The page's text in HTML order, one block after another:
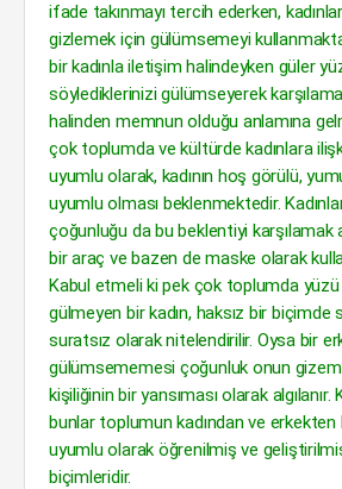
ifade takınmayı tercih ederken,
gizlemek için gülümsemeyi
bir kadınla iletişim halindeyken güler
söylediklerinizi gülümseyerek
halinden memnun olduğu anlamına
çok toplumda ve kültürde kadınlara
uyumlu olarak, kadının hoş görülü,
uyumlu olması beklenmektedir.
çoğunluğu da bu beklentiyi karşılamak
bir araç ve bazen de maske olarak
Kabul etmeli ki pek çok toplumda
gülmeyen bir kadın, haksız bir
suratsız olarak nitelendirilir. Oysa bir
gülümsememesi çoğunluk onun
kişiliğinin bir yansıması olarak
bunlar toplumun kadından ve erkekten
uyumlu olarak öğrenilmiş ve
biçimleridir.